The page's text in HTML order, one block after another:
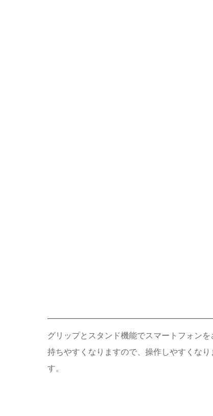
グリップとスタンド機能でスマートフォン
持ちやすくなりますので、操作しやすくな
す。